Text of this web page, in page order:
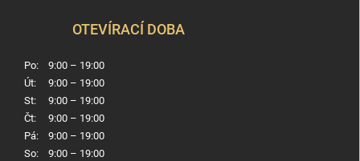
OTEVÍRACÍ DOBA
Po:
9:00 – 19:00
Út:
9:00 – 19:00
St:
9:00 – 19:00
Čt:
9:00 – 19:00
Pá:
9:00 – 19:00
So:
9:00 – 19:00